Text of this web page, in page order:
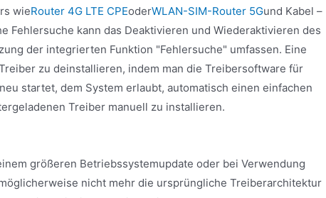
wieRouter 4G LTE CPEoderWLAN-SIM-Router 5Gund Kabel –
Fehlersuche kann das Deaktivieren und Wiederaktivieren des
der integrierten Funktion "Fehlersuche" umfassen. Eine
zu deinstallieren, indem man die Treibersoftware für
startet, dem System erlaubt, automatisch einen einfachen
Treiber manuell zu installieren.
größeren Betriebssystemupdate oder bei Verwendung
nicht mehr die ursprüngliche Treiberarchitektur